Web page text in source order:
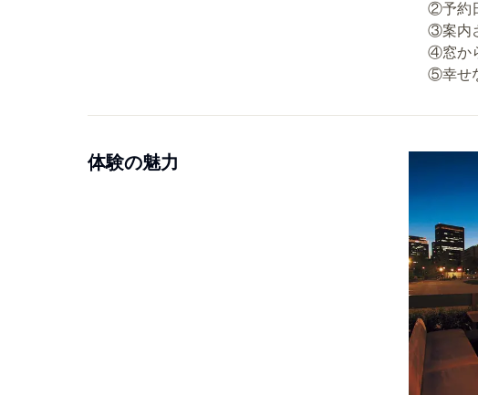
②予約
③案内
④窓か
⑤幸せ
体験の魅力